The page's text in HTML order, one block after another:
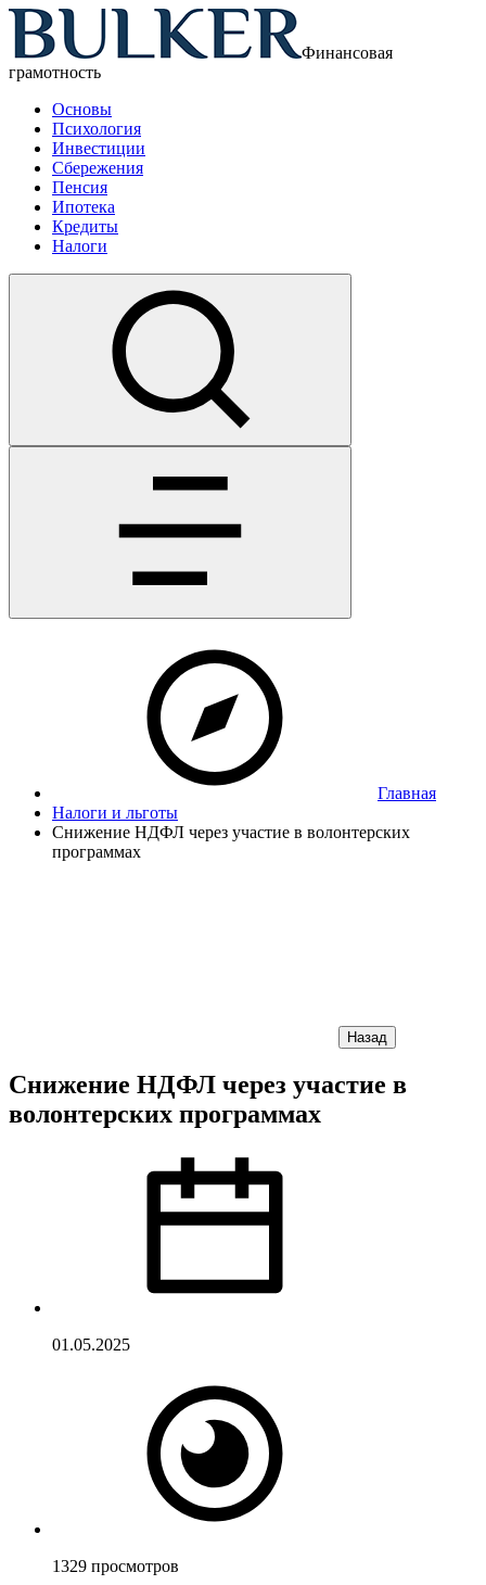
Финансовая
грамотность
Основы
Психология
Инвестиции
Сбережения
Пенсия
Ипотека
Кредиты
Налоги
Главная
Налоги и льготы
Снижение НДФЛ через участие в волонтерских
программах
Назад
Снижение НДФЛ через участие в
волонтерских программах
01.05.2025
1329 просмотров